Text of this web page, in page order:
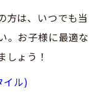
方は、いつでも当
。お子様に最適な
しょう！
イル)